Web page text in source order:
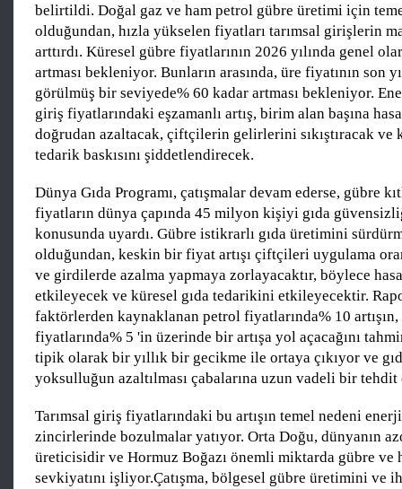
belirtildi. Doğal gaz ve ham petrol gübre üretimi için
olduğundan, hızla yükselen fiyatları tarımsal girişlerin
arttırdı. Küresel gübre fiyatlarının 2026 yılında genel
artması bekleniyor. Bunların arasında, üre fiyatının son
görülmüş bir seviyede% 60 kadar artması bekleniyor.
giriş fiyatlarındaki eşzamanlı artış, birim alan başına
doğrudan azaltacak, çiftçilerin gelirlerini sıkıştıracak ve
tedarik baskısını şiddetlendirecek.
Dünya Gıda Programı, çatışmalar devam ederse, gübre
fiyatların dünya çapında 45 milyon kişiyi gıda
konusunda uyardı. Gübre istikrarlı gıda üretimini
olduğundan, keskin bir fiyat artışı çiftçileri uygulama
ve girdilerde azalma yapmaya zorlayacaktır, böylece
etkileyecek ve küresel gıda tedarikini etkileyecektir.
faktörlerden kaynaklanan petrol fiyatlarında% 10
fiyatlarında% 5 'in üzerinde bir artışa yol açacağını
tipik olarak bir yıllık bir gecikme ile ortaya çıkıyor ve
yoksulluğun azaltılması çabalarına uzun vadeli bir
Tarımsal giriş fiyatlarındaki bu artışın temel nedeni
zincirlerinde bozulmalar yatıyor. Orta Doğu, dünyanın
üreticisidir ve Hormuz Boğazı önemli miktarda gübre ve
sevkiyatını işliyor.Çatışma, bölgesel gübre üretimini ve